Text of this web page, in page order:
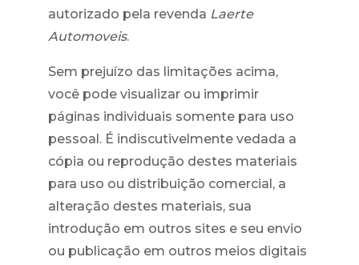
autorizado pela revenda Laerte
Automoveis.
Sem prejuízo das limitações acima,
você pode visualizar ou imprimir
páginas individuais somente para uso
pessoal. É indiscutivelmente vedada a
cópia ou reprodução destes materiais
para uso ou distribuição comercial, a
alteração destes materiais, sua
introdução em outros sites e seu envio
ou publicação em outros meios digitais